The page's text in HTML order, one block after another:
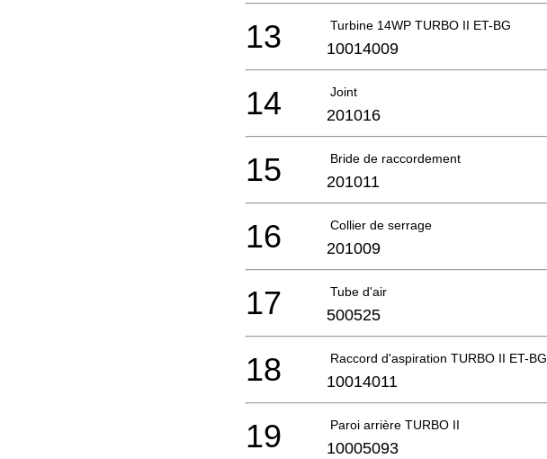
Turbine 14WP TURBO II ET-BG
13 10014009
Joint
14 201016
Bride de raccordement
15 201011
Collier de serrage
16 201009
Tube d'air
17 500525
Raccord d'aspiration TURBO II ET-BG
18 10014011
Paroi arrière TURBO II
19 10005093